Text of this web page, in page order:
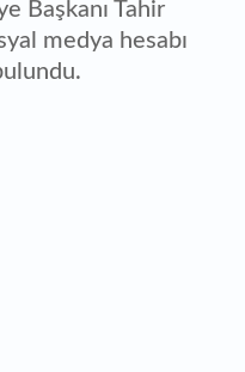
Başkanı Tahir
medya hesabı